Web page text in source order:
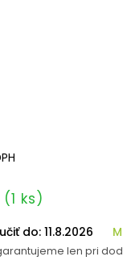
(1 ks)
do: 11.8.2026
len pri